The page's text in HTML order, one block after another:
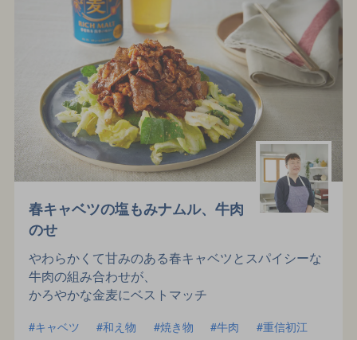
春キャベツの塩もみナムル、牛肉
のせ
やわらかくて甘みのある春キャベツとスパイシーな
牛肉の組み合わせが、
かろやかな金麦にベストマッチ
キャベツ 和え物 焼き物 牛肉 重信初江